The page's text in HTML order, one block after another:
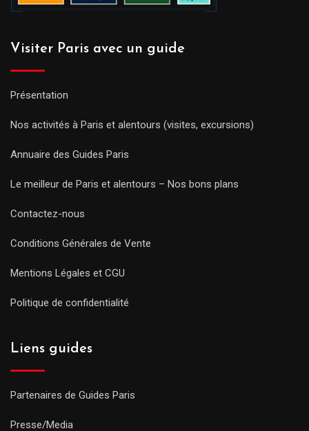
Visiter Paris avec un guide
Présentation
Nos activités à Paris et alentours (visites, excursions)
Annuaire des Guides Paris
Le meilleur de Paris et alentours – Nos bons plans
Contactez-nous
Conditions Générales de Vente
Mentions Légales et CGU
Politique de confidentialité
Liens guides
Partenaires de Guides Paris
Presse/Media